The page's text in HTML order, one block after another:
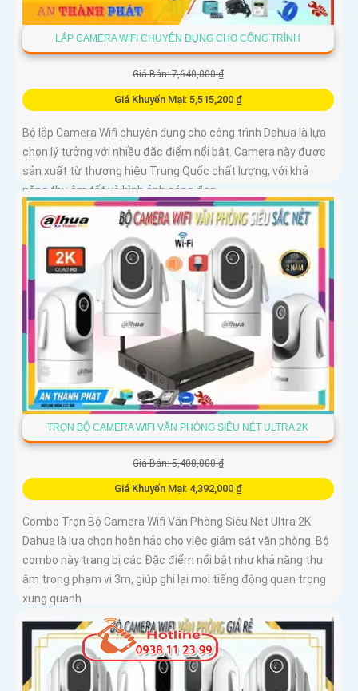
LẮP CAMERA WIFI CHUYÊN DỤNG CHO CÔNG TRÌNH
Giá Bán: 7,640,000 ₫
Giá Khuyến Mại: 5,515,200 ₫
Bộ lắp Camera Wifi chuyên dụng cho công trình Dahua là lựa
chọn lý tưởng với nhiều đặc điểm nổi bật. Camera này được
sản xuất từ thương hiệu Trung Quốc chất lượng, với khả
năng thu âm tốt và hình ảnh sáng đẹp
TRỌN BỘ CAMERA WIFI VĂN PHÒNG SIÊU NÉT ULTRA 2K
Giá Bán: 5,400,000 ₫
Giá Khuyến Mại: 4,392,000 ₫
Combo Trọn Bộ Camera Wifi Văn Phòng Siêu Nét Ultra 2K
Dahua là lựa chọn hoàn hảo cho việc giám sát văn phòng. Bộ
combo này trang bị các Đặc điểm nổi bật như khả năng thu
âm trong phạm vi 3m, giúp ghi lại mọi tiếng động quan trọng
xung quanh